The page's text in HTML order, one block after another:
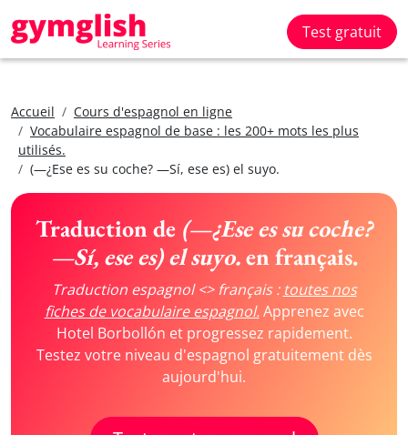
Test gratuit
Accueil
Cours d'espagnol en ligne
Vocabulaire espagnol de base : les 200+ mots les plus
utilisés.
(—¿Ese es su coche? —Sí, ese es) el suyo.
Traduction de (—¿Ese es su coche?
—Sí, ese es) el suyo.en français.
Traduction espagnol <> français : toutes nos
fiches de vocabulaire espagnol.Apprenez avec
Hotel Borbollón et progressez rapidement.
Testez votre niveau d'espagnol gratuitement dès
aujourd'hui.